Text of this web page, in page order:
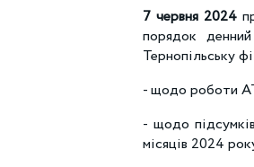
7 червня 2024
порядок
Тернопільську
- щодо роботи АТ
- щодо
місяців 2024